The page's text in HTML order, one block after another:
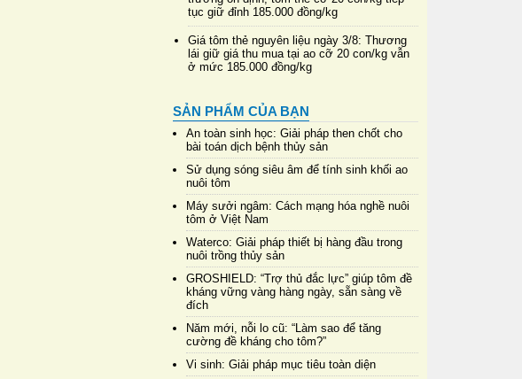
tục giữ đỉnh 185.000 đồng/kg
Giá tôm thẻ nguyên liệu ngày 3/8: Thương
lái giữ giá thu mua tại ao cỡ 20 con/kg vẫn
ở mức 185.000 đồng/kg
SẢN PHẨM CỦA BẠN
An toàn sinh học: Giải pháp then chốt cho
bài toán dịch bệnh thủy sản
Sử dụng sóng siêu âm để tính sinh khối ao
nuôi tôm
Máy sưởi ngâm: Cách mạng hóa nghề nuôi
tôm ở Việt Nam
Waterco: Giải pháp thiết bị hàng đầu trong
nuôi trồng thủy sản
GROSHIELD: “Trợ thủ đắc lực” giúp tôm đề
kháng vững vàng hàng ngày, sẵn sàng về
đích
Năm mới, nỗi lo cũ: “Làm sao để tăng
cường đề kháng cho tôm?”
Vi sinh: Giải pháp mục tiêu toàn diện